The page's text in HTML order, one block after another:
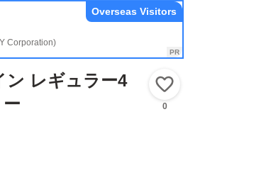
Corporation)
Overseas Visitors
ン レギュラー4
0